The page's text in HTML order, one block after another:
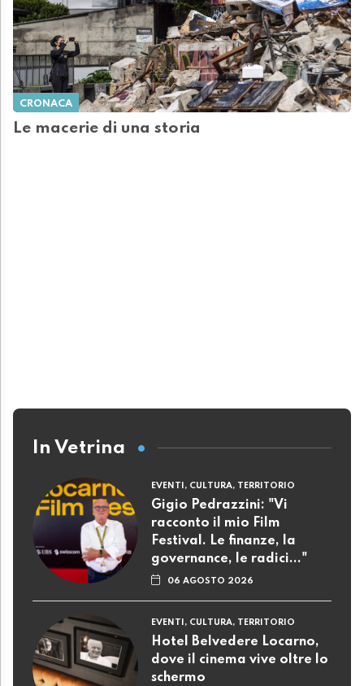
CRONACA
Le macerie di una storia
In Vetrina
EVENTI, CULTURA, TERRITORIO
Gigio Pedrazzini: "Vi
racconto il mio Film
Festival. Le finanze, la
governance, le radici..."
06 AGOSTO 2026
EVENTI, CULTURA, TERRITORIO
Hotel Belvedere Locarno,
dove il cinema vive oltre lo
schermo